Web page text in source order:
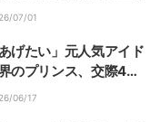
07/01
げたい」元人気アイド
のプリンス、交際4年
ズ
06/17